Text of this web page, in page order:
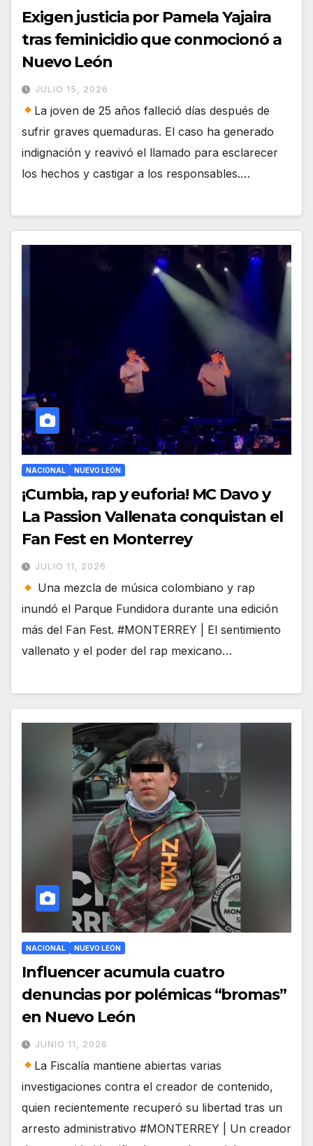
Exigen justicia por Pamela Yajaira
tras feminicidio que conmocionó a
Nuevo León
JULIO 15, 2026
La joven de 25 años falleció días después de
sufrir graves quemaduras. El caso ha generado
indignación y reavivó el llamado para esclarecer
los hechos y castigar a los responsables.…
NACIONAL NUEVO LEÓN
¡Cumbia, rap y euforia! MC Davo y
La Passion Vallenata conquistan el
Fan Fest en Monterrey
JULIO 11, 2026
Una mezcla de música colombiano y rap
inundó el Parque Fundidora durante una edición
más del Fan Fest. #MONTERREY | El sentimiento
vallenato y el poder del rap mexicano…
NACIONAL NUEVO LEÓN
Influencer acumula cuatro
denuncias por polémicas “bromas”
en Nuevo León
JUNIO 11, 2026
La Fiscalía mantiene abiertas varias
investigaciones contra el creador de contenido,
quien recientemente recuperó su libertad tras un
arresto administrativo #MONTERREY | Un creador